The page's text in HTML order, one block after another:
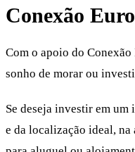
Conexão
Com o apoio do
sonho de morar ou
Se deseja investir em
e da localização ideal,